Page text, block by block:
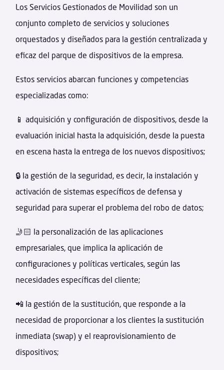
Los Servicios Gestionados de Movilidad son un
conjunto completo de servicios y soluciones
orquestados y diseñados para la gestión centralizada y
eficaz del parque de dispositivos de la empresa.
Estos servicios abarcan funciones y competencias
especializadas como:
📱 adquisición y configuración de dispositivos, desde la
evaluación inicial hasta la adquisición, desde la puesta
en escena hasta la entrega de los nuevos dispositivos;
🔒 la gestión de la seguridad, es decir, la instalación y
activación de sistemas específicos de defensa y
seguridad para superar el problema del robo de datos;
🤳🏻 la personalización de las aplicaciones
empresariales, que implica la aplicación de
configuraciones y políticas verticales, según las
necesidades específicas del cliente;
📲 la gestión de la sustitución, que responde a la
necesidad de proporcionar a los clientes la sustitución
inmediata (swap) y el reaprovisionamiento de
dispositivos;